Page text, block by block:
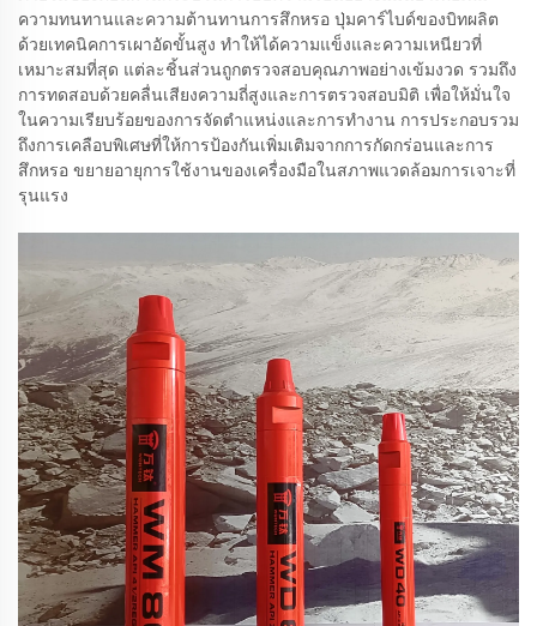
ความทนทานและความต้านทานการสึกหรอ ปุ่มคาร์ไบด์ของบิทผลิต
ด้วยเทคนิคการเผาอัดขั้นสูง ทำให้ได้ความแข็งและความเหนียวที่
เหมาะสมที่สุด แต่ละชิ้นส่วนถูกตรวจสอบคุณภาพอย่างเข้มงวด รวมถึง
การทดสอบด้วยคลื่นเสียงความถี่สูงและการตรวจสอบมิติ เพื่อให้มั่นใจ
ในความเรียบร้อยของการจัดตำแหน่งและการทำงาน การประกอบรวม
ถึงการเคลือบพิเศษที่ให้การป้องกันเพิ่มเติมจากการกัดกร่อนและการ
สึกหรอ ขยายอายุการใช้งานของเครื่องมือในสภาพแวดล้อมการเจาะที่
รุนแรง